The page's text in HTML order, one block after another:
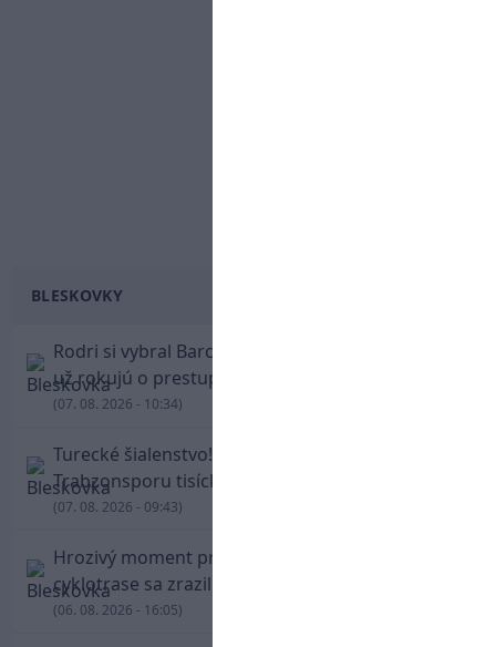
BLESKOVKY
Rodri si vybral Barcelonu a odmietol Real. Kluby
už rokujú o prestupovej čiastke
(07. 08. 2026 - 10:34)
Turecké šialenstvo! Salaha vítali na štadióne
Trabzonsporu tisícky fanúšikov
(07. 08. 2026 - 09:43)
Hrozivý moment pre Zdena Cháru! Na
cyklotrase sa zrazil s bežcom
(06. 08. 2026 - 16:05)